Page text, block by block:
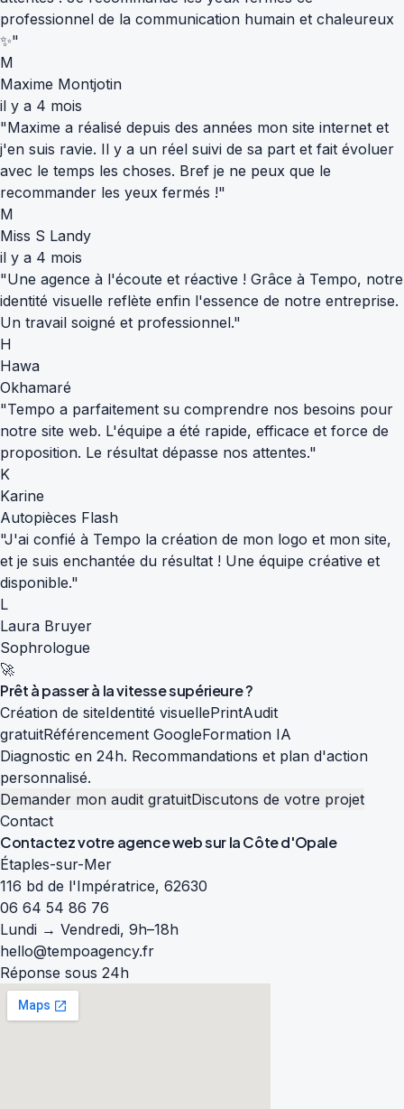
professionnel de la communication humain et chaleureux
✨"
M
Maxime Montjotin
il y a 4 mois
"Maxime a réalisé depuis des années mon site internet et
j'en suis ravie. Il y a un réel suivi de sa part et fait évoluer
avec le temps les choses. Bref je ne peux que le
recommander les yeux fermés !"
M
Miss S Landy
il y a 4 mois
"Une agence à l'écoute et réactive ! Grâce à Tempo, notre
identité visuelle reflète enfin l'essence de notre entreprise.
Un travail soigné et professionnel."
H
Hawa
Okhamaré
"Tempo a parfaitement su comprendre nos besoins pour
notre site web. L'équipe a été rapide, efficace et force de
proposition. Le résultat dépasse nos attentes."
K
Karine
Autopièces Flash
"J'ai confié à Tempo la création de mon logo et mon site,
et je suis enchantée du résultat ! Une équipe créative et
disponible."
L
Laura Bruyer
Sophrologue
🚀
Prêt à passer à lavitesse supérieure?
Création de siteIdentité visuellePrintAudit
gratuitRéférencement GoogleFormation IA
Diagnostic en 24h. Recommandations et plan d'action
personnalisé.
Demander mon audit gratuitDiscutons de votre projet
Contact
Contactez votre agence web sur laCôte d'Opale
Étaples-sur-Mer
116 bd de l'Impératrice, 62630
06 64 54 86 76
Lundi → Vendredi, 9h–18h
hello@tempoagency.fr
Réponse sous 24h